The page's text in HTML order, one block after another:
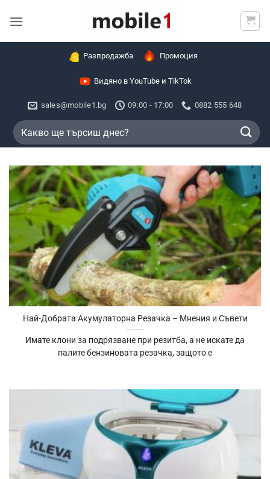
Разпродажба Промоция
Видяно в YouTube и TikTok
sales@mobile1.bg 09:00 - 17:00 0882 555 648
Търсене
за:
Най-Добрата Акумулаторна Резачка – Мнения и Съвети
Имате клони за подрязване при резитба, а не искате да
палите бензиновата резачка, защото е